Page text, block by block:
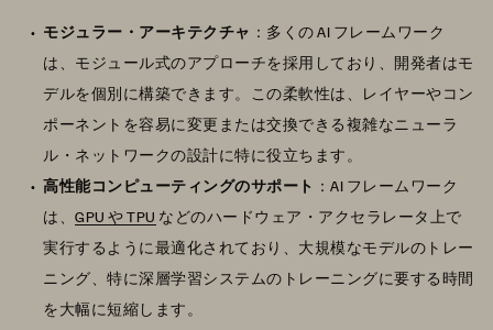
モジュラー・アーキテクチャ ：多くの AI フレームワーク
は、モジュール式のアプローチを採用しており、開発者はモ
デルを個別に構築できます。この柔軟性は、レイヤーやコン
ポーネントを容易に変更または交換できる複雑なニューラ
ル・ネットワークの設計に特に役立ちます。
高性能コンピューティングのサポート ：AI フレームワーク
は、 GPU や TPU などのハードウェア・アクセラレータ上で
実行するように最適化されており、大規模なモデルのトレー
ニング、特に深層学習システムのトレーニングに要する時間
を大幅に短縮します。